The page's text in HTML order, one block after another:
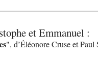
et Emmanuel :
", d’Éléonore Cruse et